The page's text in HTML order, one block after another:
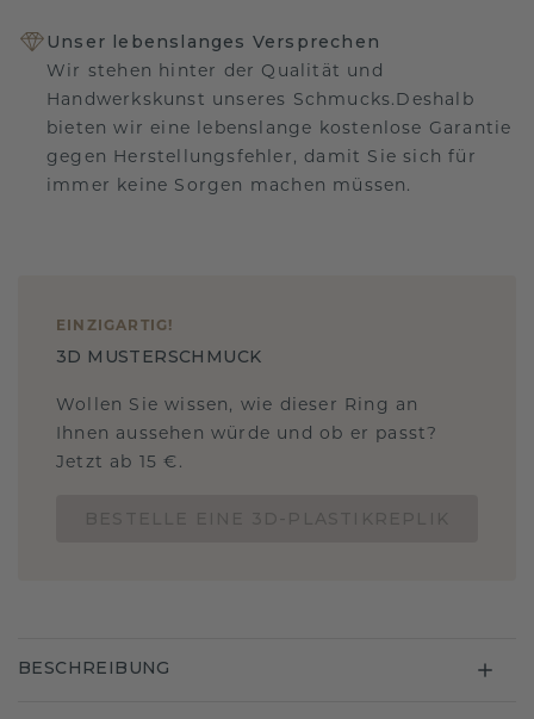
Unser lebenslanges Versprechen
Wir stehen hinter der Qualität und
Handwerkskunst unseres Schmucks.Deshalb
bieten wir eine lebenslange kostenlose Garantie
gegen Herstellungsfehler, damit Sie sich für
immer keine Sorgen machen müssen.
EINZIGARTIG !
3D MUSTERSCHMUCK
Wollen Sie wissen, wie dieser Ring an
Ihnen aussehen würde und ob er passt?
Jetzt ab 15 €.
BESCHREIBUNG